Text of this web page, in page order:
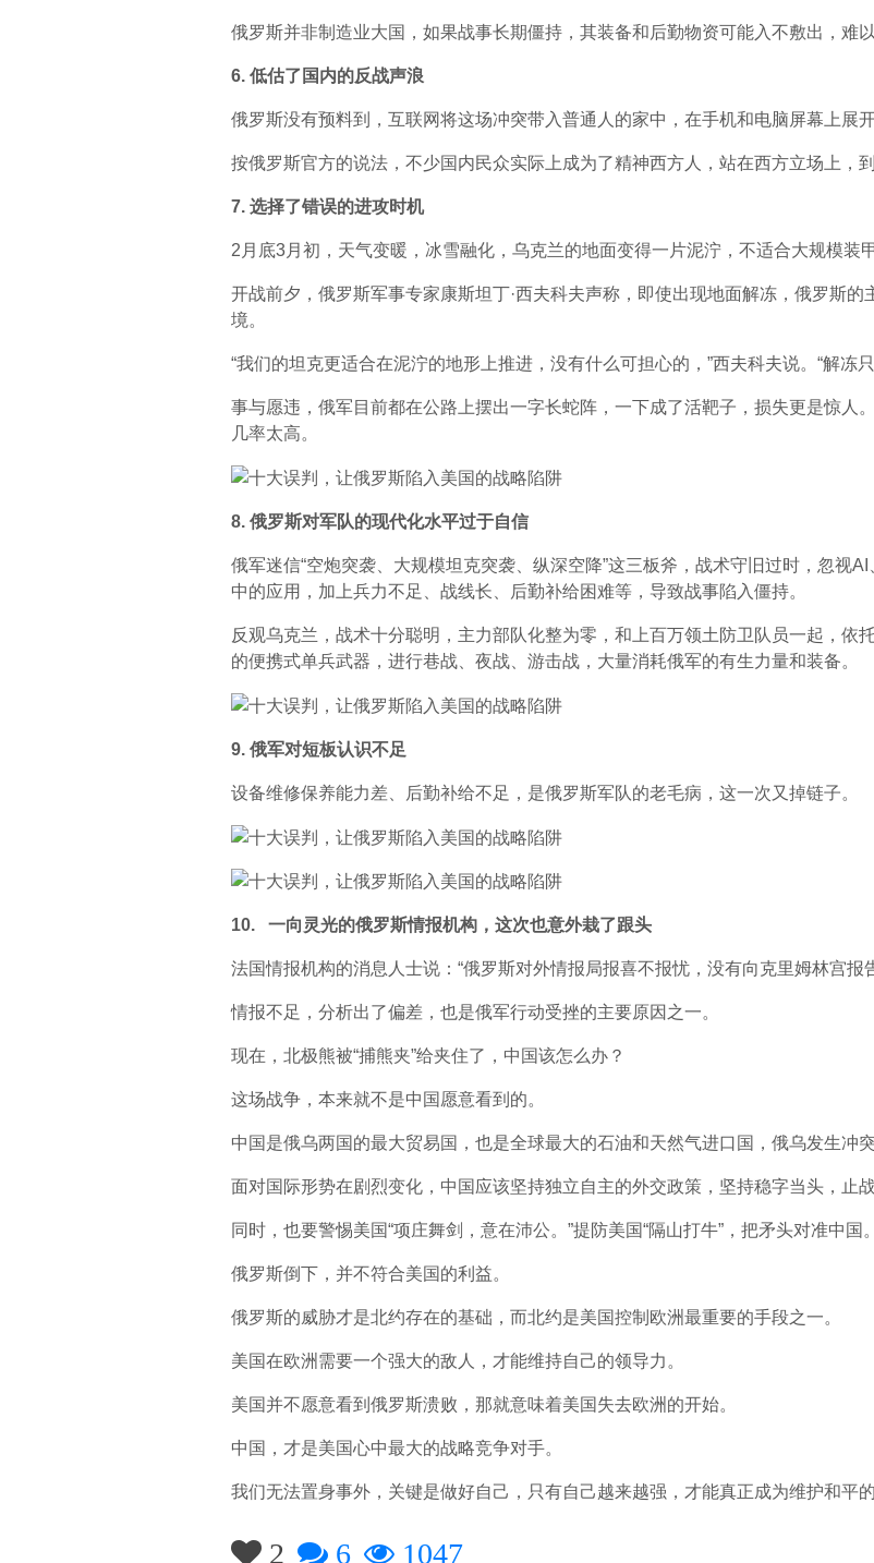
俄罗斯并非制造业大国，如果战事长期僵持，其装备和后勤物资可能入不敷出，难
6. 低估了国内的反战声浪
俄罗斯没有预料到，互联网将这场冲突带入普通人的家中，在手机和电脑屏幕上展
按俄罗斯官方的说法，不少国内民众实际上成为了精神西方人，站在西方立场上，
7. 选择了错误的进攻时机
2月底3月初，天气变暖，冰雪融化，乌克兰的地面变得一片泥泞，不适合大规模装
开战前夕，俄罗斯军事专家康斯坦丁·西夫科夫声称，即使出现地面解冻，俄罗斯
境。
“我们的坦克更适合在泥泞的地形上推进，没有什么可担心的，”西夫科夫说。“解冻
事与愿违，俄军目前都在公路上摆出一字长蛇阵，一下成了活靶子，损失更是惊人
几率太高。
8. 俄罗斯对军队的现代化水平过于自信
俄军迷信“空炮突袭、大规模坦克突袭、纵深空降”这三板斧，战术守旧过时，忽视
中的应用，加上兵力不足、战线长、后勤补给困难等，导致战事陷入僵持。
反观乌克兰，战术十分聪明，主力部队化整为零，和上百万领土防卫队员一起，依
的便携式单兵武器，进行巷战、夜战、游击战，大量消耗俄军的有生力量和装备。
9. 俄军对短板认识不足
设备维修保养能力差、后勤补给不足，是俄罗斯军队的老毛病，这一次又掉链子。
10. 一向灵光的俄罗斯情报机构，这次也意外栽了跟头
法国情报机构的消息人士说：“俄罗斯对外情报局报喜不报忧，没有向克里姆林宫报
情报不足，分析出了偏差，也是俄军行动受挫的主要原因之一。
现在，北极熊被“捕熊夹”给夹住了，中国该怎么办？
这场战争，本来就不是中国愿意看到的。
中国是俄乌两国的最大贸易国，也是全球最大的石油和天然气进口国，俄乌发生冲
面对国际形势在剧烈变化，中国应该坚持独立自主的外交政策，坚持稳字当头，止
同时，也要警惕美国“项庄舞剑，意在沛公。”提防美国“隔山打牛”，把矛头对准中国。
俄罗斯倒下，并不符合美国的利益。
俄罗斯的威胁才是北约存在的基础，而北约是美国控制欧洲最重要的手段之一。
美国在欧洲需要一个强大的敌人，才能维持自己的领导力。
美国并不愿意看到俄罗斯溃败，那就意味着美国失去欧洲的开始。
中国，才是美国心中最大的战略竞争对手。
我们无法置身事外，关键是做好自己，只有自己越来越强，才能真正成为维护和平的
2 6 1047